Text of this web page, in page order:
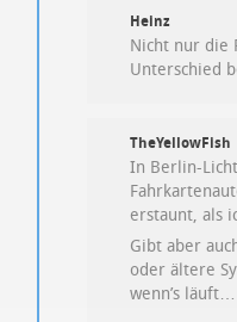
Heinz
Nicht nur die
Unterschied
TheYellowFish
In Berlin-
erstaunt, als
Gibt aber
oder ältere
wenn’s